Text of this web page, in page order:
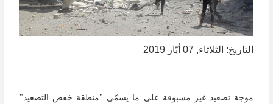
التاريخ: الثلاثاء, 07 أيّار 2019
موجة تصعيد غير مسبوقة على ما يسمّى "منطقة خفض التصعيد"